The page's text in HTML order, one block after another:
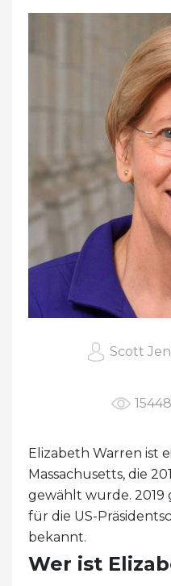
Scott
15448
Elizabeth Warren ist
Massachusetts, die
gewählt wurde. 2019
für die US-
bekannt.
Wer ist